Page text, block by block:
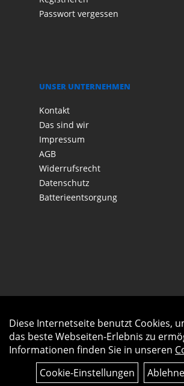
Passwort vergessen
UNSER UNTERNEHMEN
Kontakt
Das sind wir
Impressum
AGB
Widerrufsrecht
Datenschutz
Batterieentsorgung
Diese Internetseite benutzt Cookies,
das beste Webseiten-Erlebnis zu
Informationen finden Sie in unseren
Cookie-Einstellungen